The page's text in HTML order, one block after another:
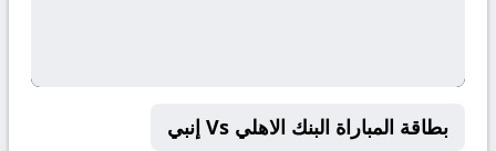
بطاقة المباراة البنك الاهلي Vs إنبي